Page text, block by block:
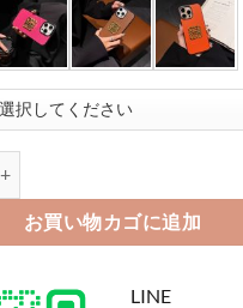
お買い物カゴに追加
LINE